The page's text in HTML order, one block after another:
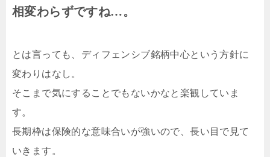
相変わらずですね…。
とは言っても、ディフェンシブ銘柄中心という方針に
変わりはなし。
そこまで気にすることでもないかなと楽観していま
す。
長期枠は保険的な意味合いが強いので、長い目で見て
いきます。